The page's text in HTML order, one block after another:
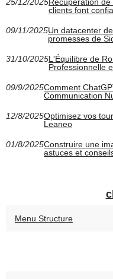
25/12/2025Récupération
clients font
09/11/2025Un datacenter
promesses de
31/10/2025L'Équilibre de
Professionnelle
09/9/2025Comment
Communication
12/8/2025Optimisez vos
Leaneo
01/8/2025Construire une
astuces et
Menu Structure